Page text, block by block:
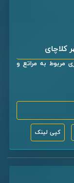
مربوط به مراتع و
کپی لینک